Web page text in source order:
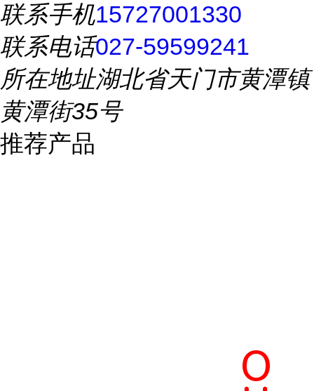
联系手机15727001330
联系电话027-59599241
所在地址湖北省天门市黄潭镇
黄潭街35号
推荐产品